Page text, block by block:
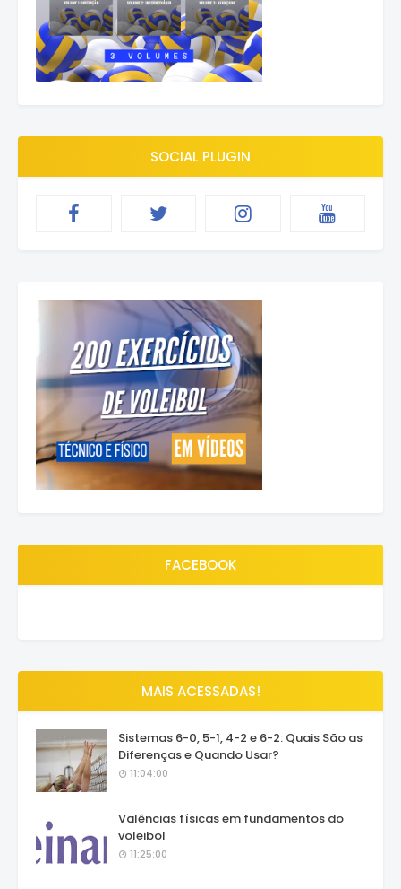
SOCIAL PLUGIN
FACEBOOK
MAIS ACESSADAS!
Sistemas 6-0, 5-1, 4-2 e 6-2: Quais São as
Diferenças e Quando Usar?
11:04:00
Valências físicas em fundamentos do
voleibol
11:25:00